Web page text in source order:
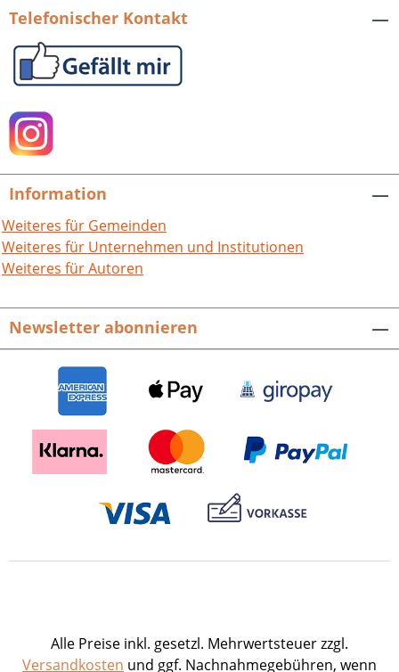
oder Schulen) oder die z.T.
(beispielsweise der Arbeiterbildung) bis
hin zu aktuellen medialen
ihr Thema exemplarisch auf die
Regionalgeschichte. Weisheit und
Wissenstransfer. Beiträge zur
Bildungsgeschichte der Pfalz.Hrsg. von
Forschungen zur Pfälzischen
Landesgeschichte. Beihefte zu den
Mitteilungen des Historischen Vereins
der Pfalz, Band 1.336 S. mit 34 Abb.,
fester Einband.ISBN 978-3-95505-111-2.
Telefonischer Kontakt
Information
Weiteres für Gemeinden
Weiteres für Unternehmen und Institutionen
Weiteres für Autoren
Newsletter abonnieren
Alle Preise inkl. gesetzl. Mehrwertsteuer zzgl.
Versandkosten und ggf. Nachnahmegebühren, wenn